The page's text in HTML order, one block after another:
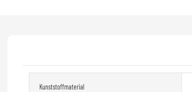
Kunststoffmaterial